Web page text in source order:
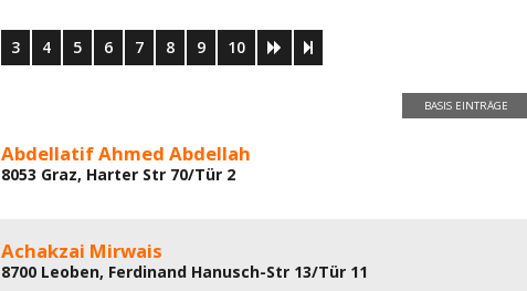
3 4 5 6 7 8 9 10
BASIS EINTRÄGE
Abdellatif Ahmed Abdellah
8053 Graz, Harter Str 70/Tür 2
Achakzai Mirwais
8700 Leoben, Ferdinand Hanusch-Str 13/Tür 11